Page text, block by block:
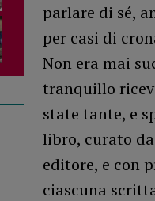
parlare di sé,
per casi di
Non era mai
tranquillo
state tante, e
libro, curato
editore, e con
ciascuna